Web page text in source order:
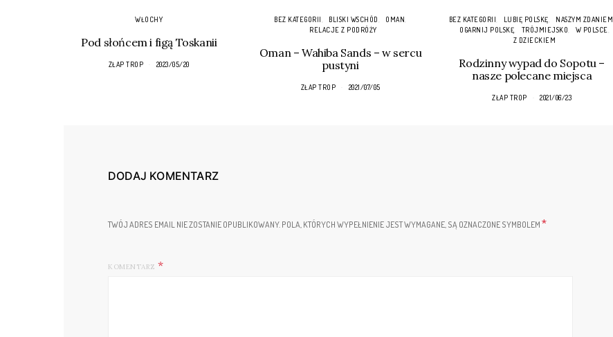
WŁOCHY
Pod słońcem i figą Toskanii
ZŁAP TROP 2023/05/20
BEZ KATEGORII BLISKI WSCHÓD
OMAN
RELACJE Z PODRÓŻY
Oman – Wahiba Sands – w sercu
pustyni
ZŁAP TROP 2021/07/05
BEZ KATEGORII LUBIĘ POLSKĘ
NASZYM ZDANIEM
OGARNIJ POLSKĘ
TRÓJMIEJSKO
W POLSCE
Z DZIECKIEM
Rodzinny wypad do Sopotu –
nasze polecane miejsca
ZŁAP TROP 2021/06/23
DODAJ KOMENTARZ
TWÓJ ADRES EMAIL NIE ZOSTANIE OPUBLIKOWANY. POLA, KTÓRYCH WYPEŁNIENIE JEST WYMAGANE, SĄ OZNACZONE SYMBOLEM *
KOMENTARZ